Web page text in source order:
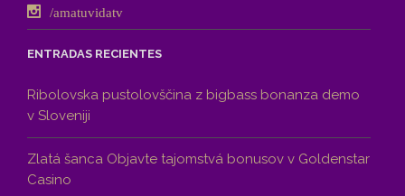
/amatuvidatv
ENTRADAS RECIENTES
Ribolovska pustolovščina z bigbass bonanza demo
v Sloveniji
Zlatá šanca Objavte tajomstvá bonusov v Goldenstar
Casino